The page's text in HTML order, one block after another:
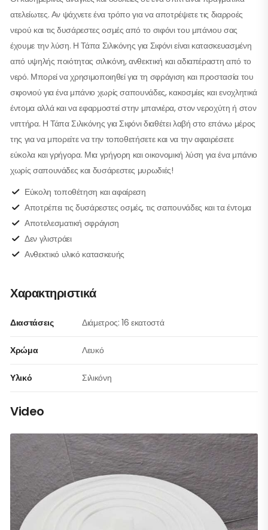
ατελείωτες. Αν ψάχνετε ένα τρόπο για να αποτρέψετε τις διαρροές
νερού και τις δυσάρεστες οσμές από το σιφόνι του μπάνιου σας
έχουμε την λύση. Η Τάπα Σιλικόνης για Σιφόνι είναι κατασκευασμένη
από υψηλής ποιότητας σιλικόνη, ανθεκτική και αδιαπέραστη από το
νερό. Μπορεί να χρησιμοποιηθεί για τη σφράγιση και προστασία του
σιφονιού για ένα μπάνιο χωρίς σαπουνάδες, κακοσμίες και ενοχλητικά
έντομα αλλά και να εφαρμοστεί στην μπανιέρα, στον νεροχύτη ή στον
νιπτήρα. Η Τάπα Σιλικόνης για Σιφόνι διαθέτει λαβή στο επάνω μέρος
της για να μπορείτε να την τοποθετήσετε και να την αφαιρέσετε
εύκολα και γρήγορα. Μια γρήγορη και οικονομική λύση για ένα μπάνιο
χωρίς σαπουνάδες και δυσάρεστες μυρωδιές!
Εύκολη τοποθέτηση και αφαίρεση
Αποτρέπει τις δυσάρεστες οσμές, τις σαπουνάδες και τα έντομα
Αποτελεσματική σφράγιση
Δεν γλιστράει
Ανθεκτικό υλικό κατασκευής
Χαρακτηριστικά
Διαστάσεις Διάμετρος: 16 εκατοστά
Χρώμα Λευκό
Υλικό Σιλικόνη
Video